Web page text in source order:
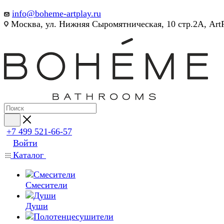
info@boheme-artplay.ru
Москва, ул. Нижняя Сыромятническая, 10 стр.2А,
+7 499 521-66-57
Войти
Каталог
Смесители
Души